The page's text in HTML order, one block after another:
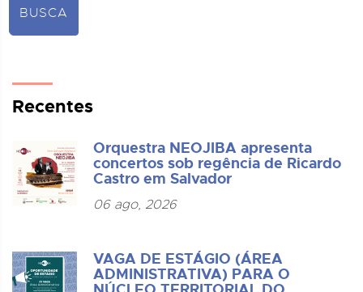
BUSCA
Recentes
Orquestra NEOJIBA apresenta
concertos sob regência de Ricardo
Castro em Salvador
06 ago, 2026
VAGA DE ESTÁGIO (ÁREA
ADMINISTRATIVA) PARA O